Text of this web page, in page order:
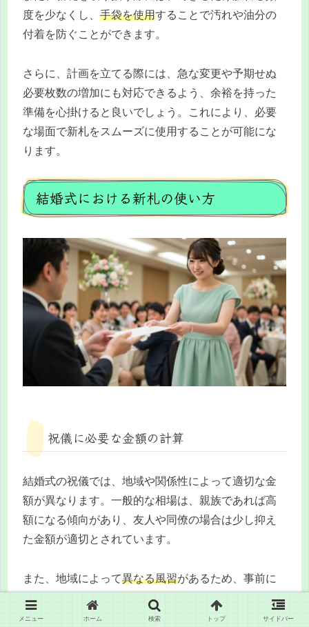
度を少なくし、 手袋を使用することで汚れや油分の
付着を防ぐことができます。
さらに、計画を立てる際には、急な変更や予期せぬ
必要枚数の増加にも対応できるよう、余裕を持った
準備を心掛けると良いでしょう。これにより、必要
な場面で新札をスムーズに使用することが可能にな
ります。
結婚式における新札の使い方
祝儀に必要な金額の計算
結婚式の祝儀では、地域や関係性によって適切な金
額が異なります。一般的な相場は、親族であれば高
額になる傾向があり、友人や同僚の場合は少し抑え
た金額が適切とされています。
また、地域によって異なる風習があるため、事前に
周囲の人々やインターネットを利用して情報を収集
することが重要です。
メニュー ホーム 検索 トップ サイドバー